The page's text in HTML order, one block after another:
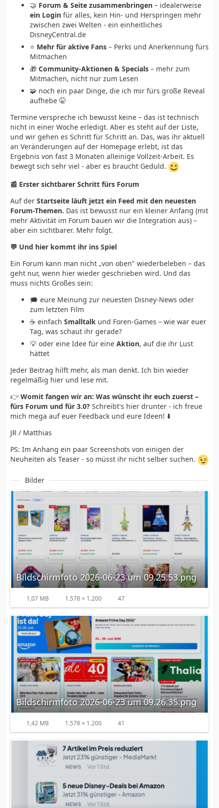
🤝 Forum & Seite zusammenbringen – idealerweise
ein Login für alles, kein Hin- und Herspringen mehr
zwischen zwei Welten - ein einheitliches
DisneyCentral.de
⭐ Mehr für aktive Fans – Perks und Anerkennung fürs
Mitmachen
🎁 Community-Aktionen & Specials – mehr zum
Mitmachen, nicht nur zum Lesen
🧩 noch ein paar Dinge, die ich mir fürs große Reveal
aufhebe 🤫
Termine verspreche ich bewusst keine – das ist technisch
nicht in einer Woche erledigt. Aber es steht auf der Liste,
und wir gehen es Schritt für Schritt an. Das, was ihr aktuell
an Veränderungen auf der Homepage erlebt, ist das
Ergebnis von fast 3 Monaten alleinige Vollzeit-Arbeit. Es
bewegt sich sehr viel - aber es braucht Geduld.
📰 Erster sichtbarer Schritt fürs Forum
Auf der Startseite läuft jetzt ein Feed mit den neuesten
Forum-Themen. Das ist bewusst nur ein kleiner Anfang (mit
mehr Aktivität im Forum bauen wir die Integration aus) –
aber ein sichtbarer. Mehr folgt.
💬 Und hier kommt ihr ins Spiel
Ein Forum kann man nicht „von oben" wiederbeleben – das
geht nur, wenn hier wieder geschrieben wird. Und das
muss nichts Großes sein:
🗯️ eure Meinung zur neuesten Disney-News oder
zum letzten Film
☕ einfach Smalltalk und Foren-Games – wie war euer
Tag, was schaut ihr gerade?
💡 oder eine Idee für eine Aktion, auf die ihr Lust
hättet
Jeder Beitrag hilft mehr, als man denkt. Ich bin wieder
regelmäßig hier und lese mit.
👉 Womit fangen wir an: Was wünscht ihr euch zuerst –
fürs Forum und für 3.0? Schreibt's hier drunter - ich freue
mich mega auf euer Feedback und eure Ideen! ⬇️
JR / Matthias
PS: Im Anhang ein paar Screenshots von einigen der
Neuheiten als Teaser - so müsst ihr nicht selber suchen.
Bilder
Bildschirmfoto 2026-06-23 um 09.25.53.png
1,07 MB 1.578 × 1.200 47
Bildschirmfoto 2026-06-23 um 09.26.35.png
1,42 MB 1.578 × 1.200 41